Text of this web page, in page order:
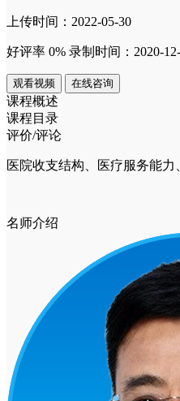
上传时间：2022-05-30
好评率 0% 录制时间：2020-
观看视频 在线咨询
课程概述
课程目录
评价/评论
医院收支结构、医疗服务能
名师介绍